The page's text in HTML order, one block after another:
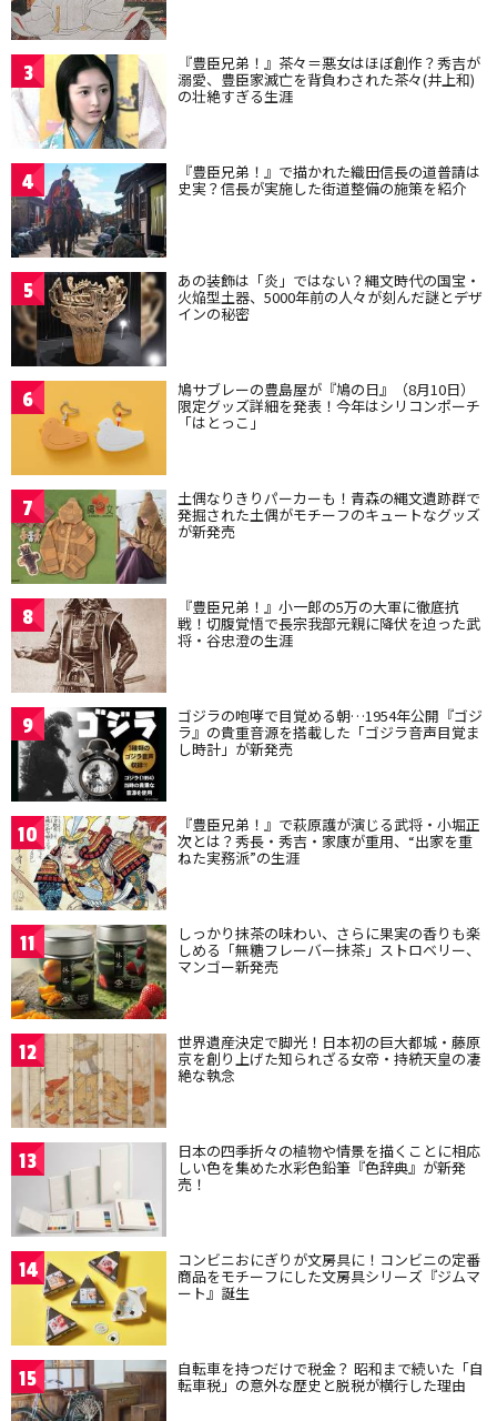
3 『豊臣兄弟！』茶々＝悪女はほぼ創作？秀吉が
溺愛、豊臣家滅亡を背負わされた茶々(井上和)
の壮絶すぎる生涯
4 『豊臣兄弟！』で描かれた織田信長の道普請は
史実？信長が実施した街道整備の施策を紹介
5 あの装飾は「炎」ではない？縄文時代の国宝・
火焔型土器、5000年前の人々が刻んだ謎とデザ
インの秘密
6 鳩サブレーの豊島屋が『鳩の日』（8月10日）
限定グッズ詳細を発表！今年はシリコンポーチ
「はとっこ」
7 土偶なりきりパーカーも！青森の縄文遺跡群で
発掘された土偶がモチーフのキュートなグッズ
が新発売
8 『豊臣兄弟！』小一郎の5万の大軍に徹底抗
戦！切腹覚悟で長宗我部元親に降伏を迫った武
将・谷忠澄の生涯
9 ゴジラの咆哮で目覚める朝…1954年公開『ゴジ
ラ』の貴重音源を搭載した「ゴジラ音声目覚ま
し時計」が新発売
10 『豊臣兄弟！』で萩原護が演じる武将・小堀正
次とは？秀長・秀吉・家康が重用、“出家を重
ねた実務派”の生涯
11 しっかり抹茶の味わい、さらに果実の香りも楽
しめる「無糖フレーバー抹茶」ストロベリー、
マンゴー新発売
12 世界遺産決定で脚光！日本初の巨大都城・藤原
京を創り上げた知られざる女帝・持統天皇の凄
絶な執念
13 日本の四季折々の植物や情景を描くことに相応
しい色を集めた水彩色鉛筆『色辞典』が新発
売！
14 コンビニおにぎりが文房具に！コンビニの定番
商品をモチーフにした文房具シリーズ『ジムマ
ート』誕生
15 自転車を持つだけで税金？ 昭和まで続いた「自
転車税」の意外な歴史と脱税が横行した理由